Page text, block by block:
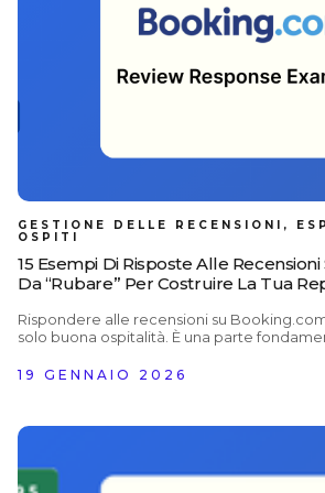
piattaforme, dai un’occhiata alle nostre
GESTIONE DELLE RECENSIONI,
OSPITI
15 Esempi Di Risposte Alle
Da “rubare” Per Costruire La Tua
Rispondere alle recensioni su
solo buona ospitalità. È una parte
viaggiatori leggono le recensioni prima di
così tanti viaggiatori si affidano alle
sta valutando la prenotazione e può
19 GENNAIO 2026